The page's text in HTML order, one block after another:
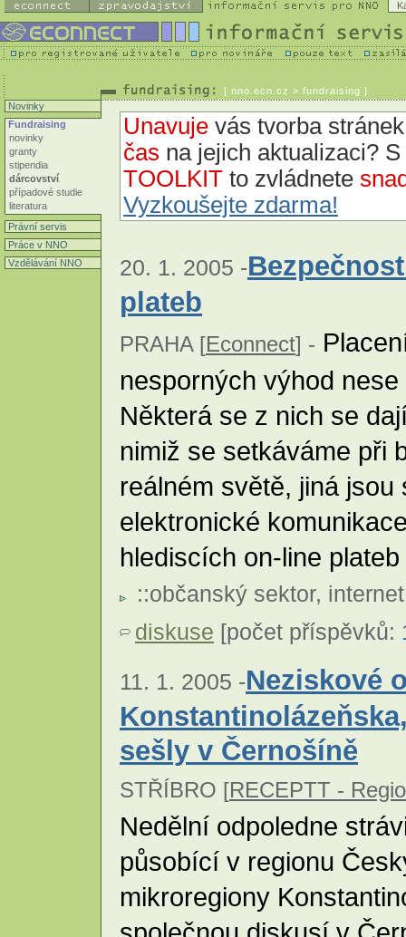
[ nno.ecn.cz > fundraising ]
Novinky
Fundraising
novinky
granty
stipendia
dárcovství
případové studie
literatura
Právní servis
Práce v NNO
Vzdělávání NNO
Unavuje vás tvorba
čas na jejich aktualizaci? S
TOOLKIT to zvládnete
Vyzkoušejte zdarma!
20. 1. 2005 -
plateb
PRAHA [Econnect] -
nesporných výhod
Některá se z nich se
nimiž se setkáváme při
reálném světě, jiná
elektronické
hlediscích on-line
::občanský sektor, internet
diskuse [počet příspěvků:
11. 1. 2005 -Neziskové
sešly v Černošíně
STŘÍBRO [RECEPTT -
Nedělní odpoledne
působící v regionu
mikroregiony